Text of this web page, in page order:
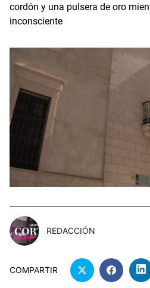
cordón y una pulsera de oro
inconsciente
REDACCIÓN
COMPARTIR